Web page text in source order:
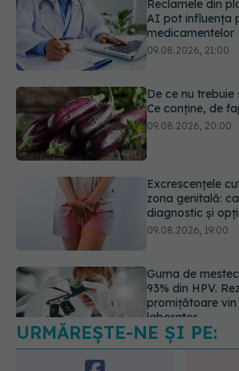
De ce nu trebuie
Ce conține, de
09.08.2026, 20:00
Excrescențele
zona genitală:
Guma de
93% din HPV.
promițătoare vin
Nu trebuie să
să slăbești?
30% „energia”
mâncare
URMĂREȘTE-NE ȘI PE:
URMĂRITORI